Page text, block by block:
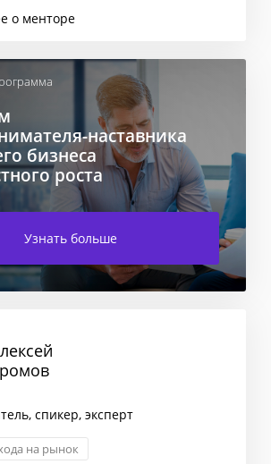
о менторе
наставника
бизнеса
роста
Узнать больше
спикер, эксперт
на рынок